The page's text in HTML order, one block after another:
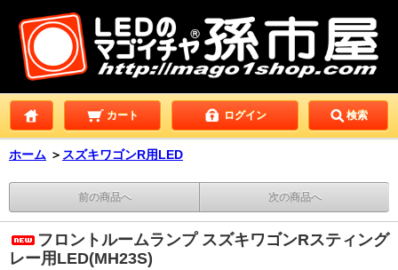
カート ログイン 検索
ホーム ＞ スズキワゴンR用LED
前の商品へ 次の商品へ
フロントルームランプ スズキワゴンRスティング
レー用LED(MH23S)